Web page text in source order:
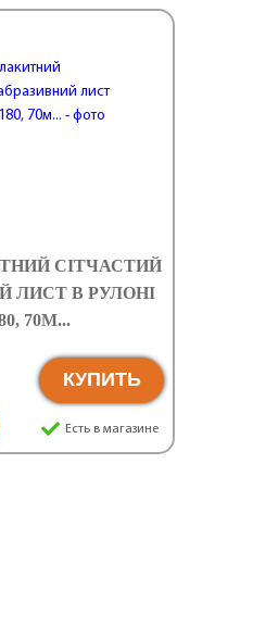
СІТЧАСТИЙ
ЛИСТ В РУЛОНІ
70М...
КУПИТЬ
Есть в магазине